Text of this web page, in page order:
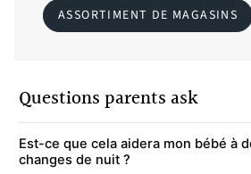
ASSORTIMENT DE MAGASINS
Questions parents ask
Est-ce que cela aidera mon bébé à
changes de nuit ?